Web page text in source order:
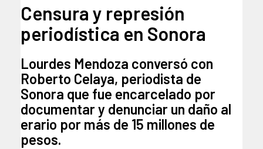
Censura y represión
periodística en Sonora
Lourdes Mendoza conversó con
Roberto Celaya, periodista de
Sonora que fue encarcelado por
documentar y denunciar un daño al
erario por más de 15 millones de
pesos.